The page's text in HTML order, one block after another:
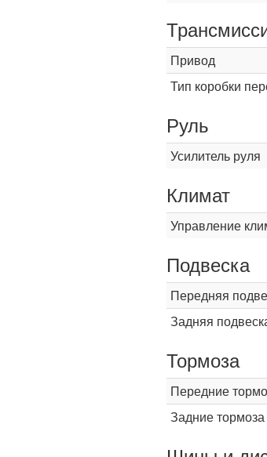
Привод
Тип коробки
Руль
Усилитель руля
Климат
Управление
Подвеска
Передняя
Задняя
Тормоза
Передние
Задние тормоза